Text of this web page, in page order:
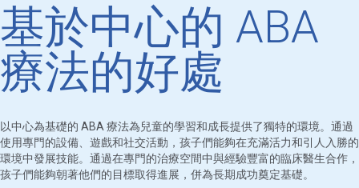
基於中心的 ABA
療法的好處
以中心為基礎的 ABA 療法為兒童的學習和成長提供了獨特的環境。通過
使用專門的設備、遊戲和社交活動，孩子們能夠在充滿活力和引人入勝的
環境中發展技能。通過在專門的治療空間中與經驗豐富的臨床醫生合作，
孩子們能夠朝著他們的目標取得進展，併為長期成功奠定基礎。